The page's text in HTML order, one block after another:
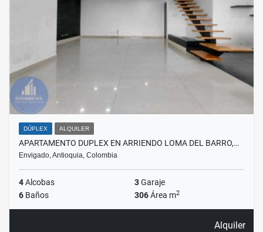
DÚPLEX ALQUILER
APARTAMENTO DUPLEX EN ARRIENDO LOMA DEL BARRO,…
Envigado, Antioquia, Colombia
4Alcobas 3Garaje
6 Baños 306Área m2
Alquiler